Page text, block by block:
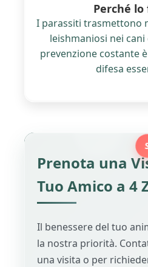
Perché
I parassiti trasmettono
leishmaniosi nei cani
prevenzione costante
difesa
Prenota una
Tuo Amico a 4
Il benessere del tuo
la nostra priorità.
una visita o per